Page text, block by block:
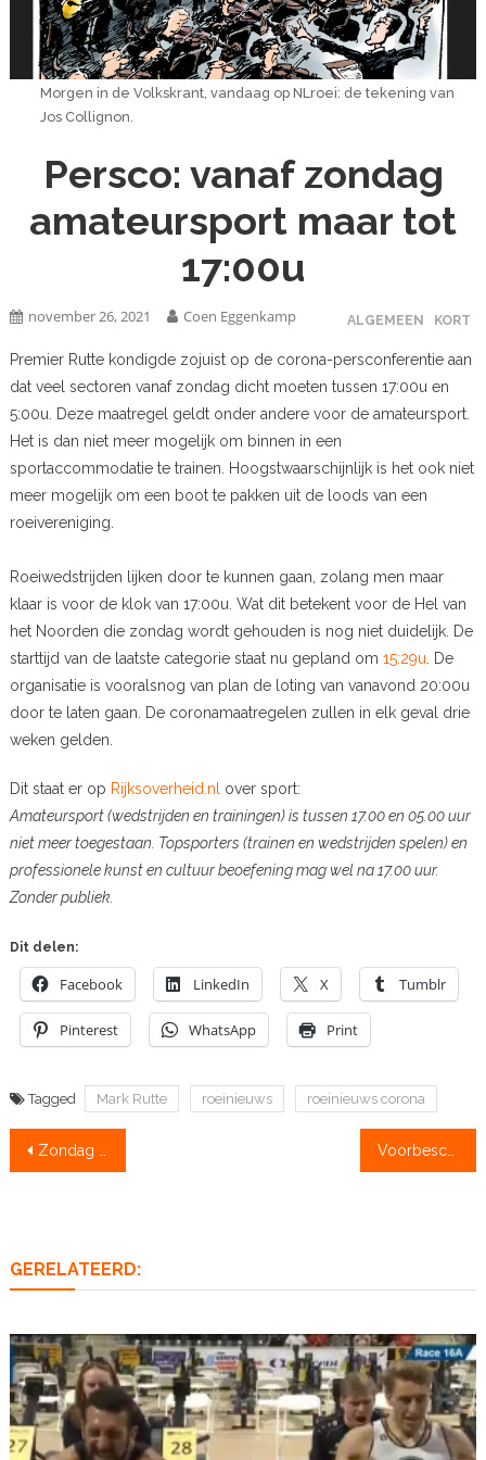
Morgen in de Volkskrant, vandaag op NLroei: de tekening van
Jos Collignon.
Persco: vanaf zondag
amateursport maar tot
17:00u
ALGEMEEN KORT
november 26, 2021 Coen Eggenkamp
Premier Rutte kondigde zojuist op de corona-persconferentie aan
dat veel sectoren vanaf zondag dicht moeten tussen 17:00u en
5:00u. Deze maatregel geldt onder andere voor de amateursport.
Het is dan niet meer mogelijk om binnen in een
sportaccommodatie te trainen. Hoogstwaarschijnlijk is het ook niet
meer mogelijk om een boot te pakken uit de loods van een
roeivereniging.
Roeiwedstrijden lijken door te kunnen gaan, zolang men maar
klaar is voor de klok van 17:00u. Wat dit betekent voor de Hel van
het Noorden die zondag wordt gehouden is nog niet duidelijk. De
starttijd van de laatste categorie staat nu gepland om 15:29u . De
organisatie is vooralsnog van plan de loting van vanavond 20:00u
door te laten gaan. De coronamaatregelen zullen in elk geval drie
weken gelden.
Dit staat er op Rijksoverheid.nl over sport:
Amateursport (wedstrijden en trainingen) is tussen 17.00 en 05.00 uur
niet meer toegestaan. Topsporters (trainen en wedstrijden spelen) en
professionele kunst en cultuur beoefening mag wel na 17.00 uur.
Zonder publiek.
Dit delen:
Facebook LinkedIn X Tumblr
Pinterest WhatsApp Print
Tagged Mark Rutte roeinieuws roeinieuws corona
Bericht
Zondag naar de Hel? Voorbeschouwing Hel van het Noorden: it giet on!
GERELATEERD: